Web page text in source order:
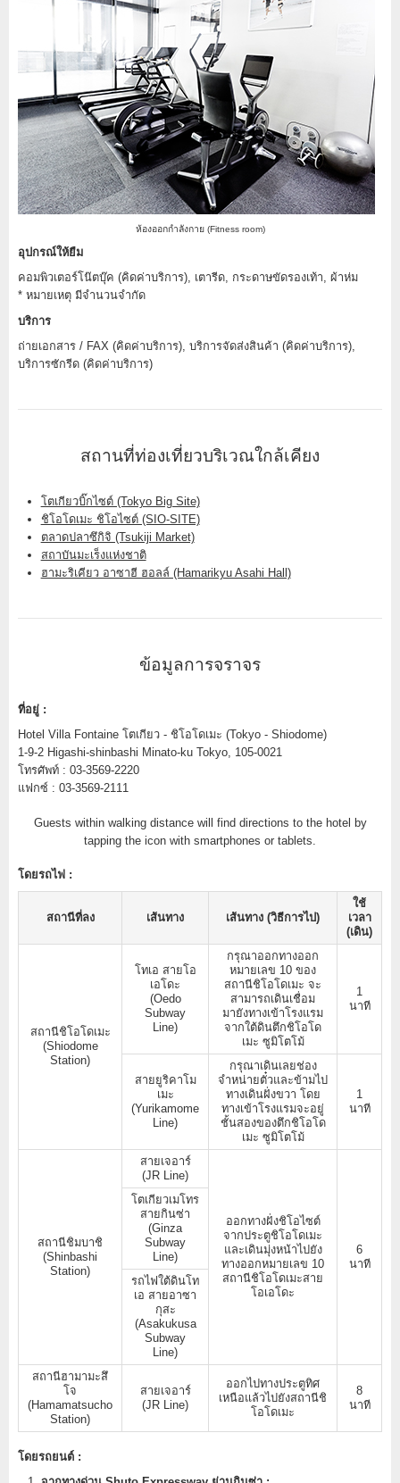
ห้องออกกำลังกาย (Fitness room)
อุปกรณ์ให้ยืม
คอมพิวเตอร์โน๊ตบุ๊ค (คิดค่าบริการ), เตารีด, กระดาษขัดรองเท้า, ผ้าห่ม
* หมายเหตุ มีจำนวนจำกัด
บริการ
ถ่ายเอกสาร / FAX (คิดค่าบริการ), บริการจัดส่งสินค้า (คิดค่าบริการ),
บริการซักรีด (คิดค่าบริการ)
สถานที่ท่องเที่ยวบริเวณใกล้เคียง
โตเกียวบิ๊กไซต์ (Tokyo Big Site)
ชิโอโดเมะ ชิโอไซต์ (SIO-SITE)
ตลาดปลาซึกิจิ (Tsukiji Market)
สถาบันมะเร็งแห่งชาติ
ฮามะริเคียว อาซาฮี ฮอลล์ (Hamarikyu Asahi Hall)
ข้อมูลการจราจร
ที่อยู่ :
Hotel Villa Fontaine โตเกียว - ชิโอโดเมะ (Tokyo - Shiodome)
1-9-2 Higashi-shinbashi Minato-ku Tokyo, 105-0021
โทรศัพท์ : 03-3569-2220
แฟกซ์ : 03-3569-2111
Guests within walking distance will find directions to the hotel by
tapping the icon with smartphones or tablets.
โดยรถไฟ :
สถานีที่ลง เส้นทาง เส้นทาง (วิธีการไป)
ใช้
เวลา
(เดิน)
สถานีชิโอโดเมะ
(Shiodome
Station)
โทเอ สายโอ
เอโดะ
(Oedo
Subway
Line)
กรุณาออกทางออก
หมายเลข 10 ของ
สถานีชิโอโดเมะ จะ
สามารถเดินเชื่อม
มายังทางเข้าโรงแรม
จากใต้ดินตึกชิโอโด
เมะ ซูมิโตโม้
1
นาที
สายยูริคาโม
เมะ
(Yurikamome
Line)
กรุณาเดินเลยช่อง
จำหน่ายตั๋วและข้ามไป
ทางเดินฝั่งขวา โดย
ทางเข้าโรงแรมจะอยู่
ชั้นสองของตึกชิโอโด
เมะ ซูมิโตโม้
1
นาที
สถานีชิมบาชิ
(Shinbashi
Station)
สายเจอาร์
(JR Line)
ออกทางฝั่งชิโอไซต์
จากประตูชิโอโดเมะ
และเดินมุ่งหน้าไปยัง
ทางออกหมายเลข 10
สถานีชิโอโดเมะสาย
โอเอโดะ
6
นาที
โตเกียวเมโทร
สายกินซ่า
(Ginza
Subway
Line)
รถไฟใต้ดินโท
เอ สายอาซา
กุสะ
(Asakukusa
Subway
Line)
สถานีฮามามะสึ
โจ
(Hamamatsucho
Station)
สายเจอาร์
(JR Line)
ออกไปทางประตูทิศ
เหนือแล้วไปยังสถานีชิ
โอโดเมะ
8
นาที
โดยรถยนต์ :